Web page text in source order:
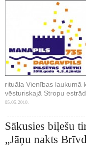
rituāla Vienības laukumā
vēsturiskajā Stropu
05.05.2010.
Sākusies biļešu
„Jāņu nakts